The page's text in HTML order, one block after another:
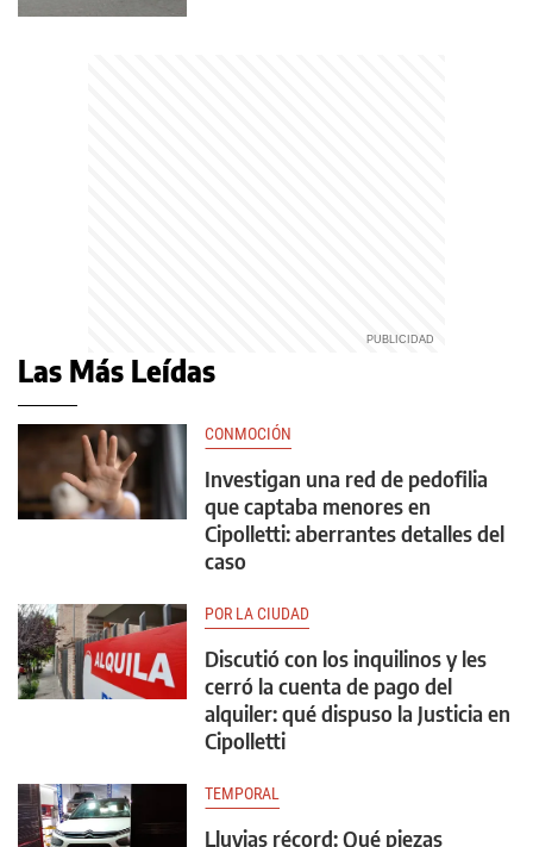
Las Más Leídas
CONMOCIÓN
Investigan una red de pedofilia
que captaba menores en
Cipolletti: aberrantes detalles del
caso
POR LA CIUDAD
Discutió con los inquilinos y les
cerró la cuenta de pago del
alquiler: qué dispuso la Justicia en
Cipolletti
TEMPORAL
Lluvias récord: Qué piezas